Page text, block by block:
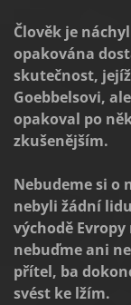
Člověk je
opakována
skutečnost,
Goebbelsovi,
opakoval po
zkušenějším.
Nebudeme si o
nebyli žádní
východě
nebuďme ani
přítel, ba
svést ke lžím.